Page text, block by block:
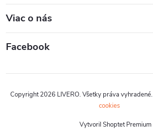
Viac o nás
Facebook
Vytvoril Shoptet Premium
Copyright 2026 LIVERO. Všetky práva vyhradené.
cookies